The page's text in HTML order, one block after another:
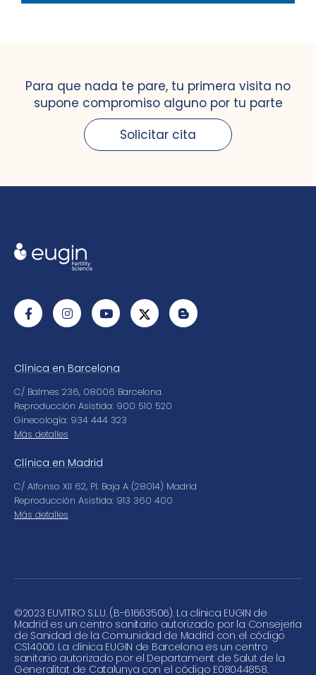
Para que nada te pare, tu primera visita no
supone compromiso alguno por tu parte
Solicitar cita
Clínica en Barcelona
C/ Balmes 236, 08006 Barcelona.
Reproducción Asistida: 900 510 520
Ginecología: 934 444 323
Más detalles
Clínica en Madrid
C/ Alfonso XII 62, Pl. Baja A (28014) Madrid
Reproducción Asistida: 913 360 400
Más detalles
©2023 EUVITRO S.L.U. (B-61663506). La clínica EUGIN de
Madrid es un centro sanitario autorizado por la Consejería
de Sanidad de la Comunidad de Madrid con el código
CS14000. La clínica EUGIN de Barcelona es un centro
sanitario autorizado por el Departament de Salut de la
Generalitat de Catalunya con el código E08044858.